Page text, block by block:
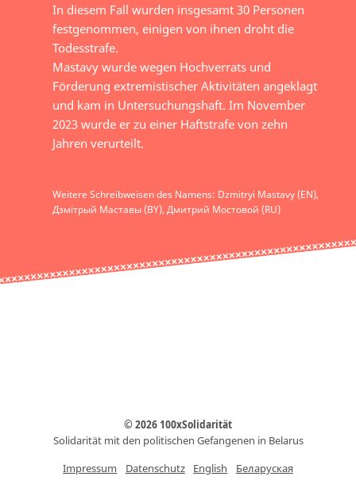
In diesem Fall wurden insgesamt 30 Personen
festgenommen, einigen von ihnen droht die
Todesstrafe.
Mastavy wurde wegen Hochverrats und
Förderung extremistischer Aktivitäten angeklagt
und kam in Untersuchungshaft. Im November
2023 wurde er zu einer Haftstrafe von zehn
Jahren verurteilt.
Weitere Schreibweisen des Namens: Dzmitryi Mastavy (EN),
Дзмітрый Маставы (BY), Дмитрий Мостовой (RU)
© 2026 100xSolidarität
Solidarität mit den politischen Gefangenen in Belarus
Impressum
Datenschutz English Беларуская